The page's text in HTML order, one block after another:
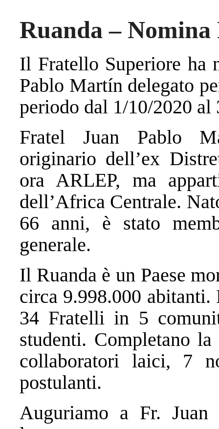
Ruanda –
Il Fratello Superiore ha
Pablo Martín delegato
periodo dal 1/10/2020 al
Fratel Juan Pablo
originario dell’ex
ora ARLEP, ma
dell’Africa Centrale.
66 anni, è stato
generale.
Il Ruanda è un Paese
circa 9.998.000 abitanti.
34 Fratelli in 5
studenti. Completano
collaboratori laici, 7
postulanti.
Auguriamo a Fr.